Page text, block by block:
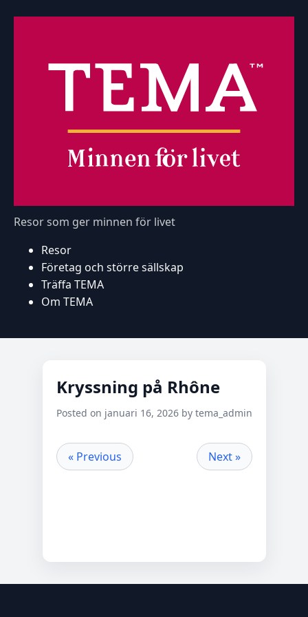
Resor som ger minnen för livet
Resor
Företag och större sällskap
Träffa TEMA
Om TEMA
Kryssning på Rhône
Posted on januari 16, 2026 by tema_admin
« Previous Next »